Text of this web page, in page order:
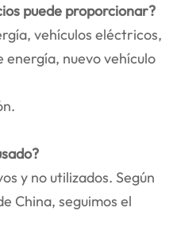
puede proporcionar?
vehículos eléctricos,
energía, nuevo vehículo
y no utilizados. Según
China, seguimos el